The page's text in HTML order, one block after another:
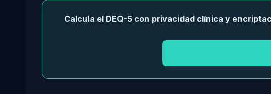
Calcula el DEQ-5 con privacidad clínica y